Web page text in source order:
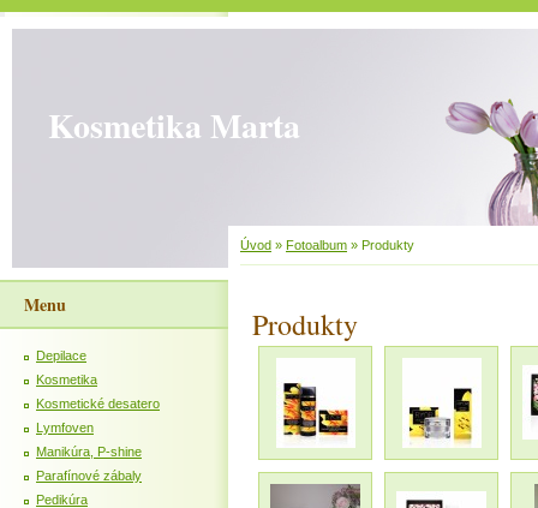
Kosmetika Marta
Úvod » Fotoalbum » Produkty
Produkty
Menu
Depilace
Kosmetika
Kosmetické desatero
Lymfoven
Manikúra, P-shine
Parafínové zábaly
Pedikúra